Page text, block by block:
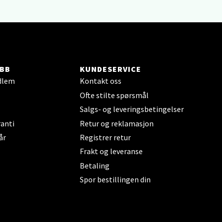
KUNDESERVICE
Kontakt oss
Ofte stilte spørsmål
Salgs- og leveringsbetingelser
Retur og reklamasjon
Registrer retur
Frakt og leveranse
Betaling
Spor bestillingen din